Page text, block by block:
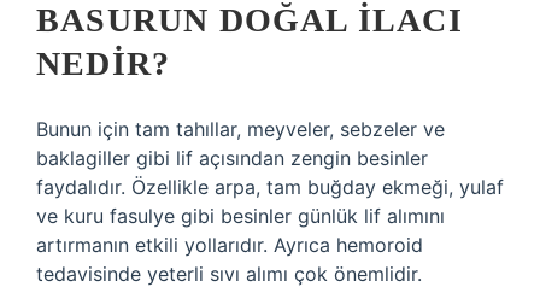
BASURUN DOĞAL ILACI
NEDIR?
Bunun için tam tahıllar, meyveler, sebzeler ve
baklagiller gibi lif açısından zengin besinler
faydalıdır. Özellikle arpa, tam buğday ekmeği, yulaf
ve kuru fasulye gibi besinler günlük lif alımını
artırmanın etkili yollarıdır. Ayrıca hemoroid
tedavisinde yeterli sıvı alımı çok önemlidir.